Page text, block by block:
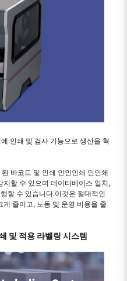
인쇄 및 검사 기능으로 생산을 혁
바코드 및 인쇄 인인인쇄 인인쇄
할 수 있으며 데이터베이스 일치,
할 수 있습니다.이것은 절대적인
줄이고, 노동 및 운영 비용을 줄
및 적용 라벨링 시스템